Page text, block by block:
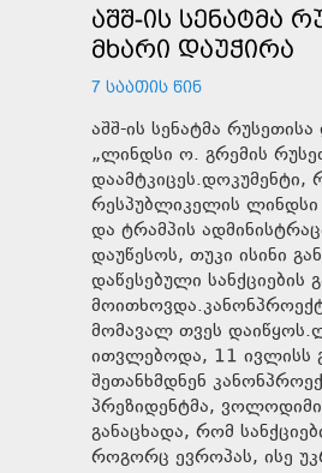
ᲐᲨᲨ-ᲘᲡ ᲡᲔᲜᲐᲢᲛᲐ
ᲛᲮᲐᲠᲘ ᲓᲐᲣᲭᲘᲠᲐ
7 ᲡᲐᲐᲗᲘᲡ ᲬᲘᲜ
აშშ-ის სენატმა
„ლინდსი ო. გრემის
რესპუბლიკელის ლინდსი
და ტრამპის
დაუწესოს, თუკი ისინი
დაწესებული
მომავალ თვეს
ითვლებოდა, 11 ივლისს
შეთანხმდნენ
პრეზიდენტმა,
განაცხადა, რომ
როგორც ევროპას, ისე